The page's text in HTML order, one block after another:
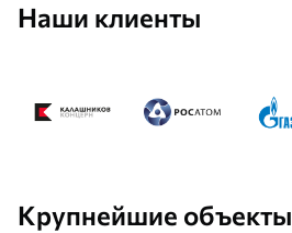
Наши клиенты
Крупнейшие объекты